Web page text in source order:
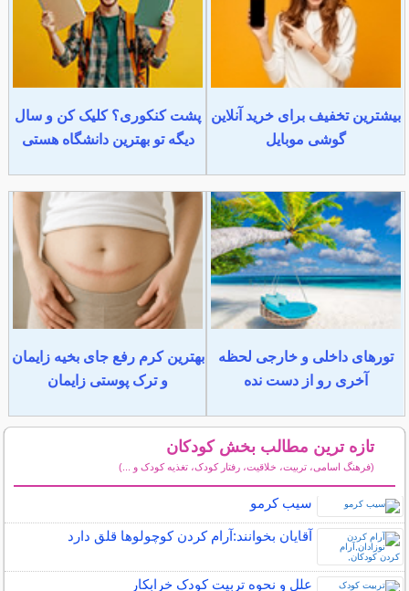
بیشترین تخفیف برای خرید آنلاین
گوشی موبایل
پشت کنکوری؟ کلیک کن و سال
دیگه تو بهترین دانشگاه هستی
تورهای داخلی و خارجی لحظه
آخری رو از دست نده
بهترین کرم رفع جای بخیه زایمان
و ترک پوستی زایمان
تازه ترین مطالب بخش کودکان
(فرهنگ اسامی، تربیت، خلاقیت، رفتار کودک، تغذیه کودک و ...)
سیب کرمو
آقایان بخوانند:آرام كردن كوچولوها قلق دارد
علل و نحوه تربیت کودک خرابکار